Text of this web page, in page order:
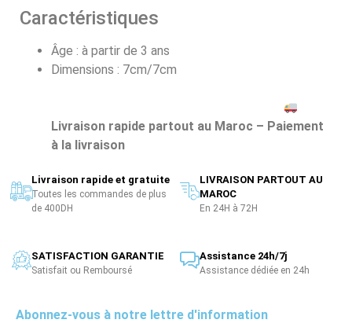
Caractéristiques
Âge : à partir de 3 ans
Dimensions : 7cm/7cm
Livraison rapide partout au Maroc – Paiement
à la livraison
Livraison rapide et gratuite
Toutes les commandes de plus
de 400DH
LIVRAISON PARTOUT AU
MAROC
En 24H à 72H
SATISFACTION GARANTIE
Satisfait ou Remboursé
Assistance 24h/7j
Assistance dédiée en 24h
Abonnez-vous à notre lettre d'information